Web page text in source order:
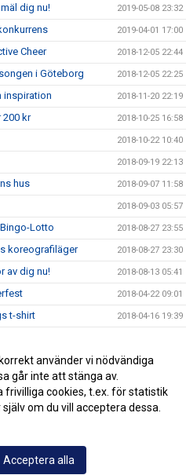
dig nu! 2019-05-08 23:32
2019-04-01 17:00
Cheer 2018-12-05 22:44
i Göteborg 2018-12-05 22:25
inspiration 2018-11-20 22:19
200 kr 2018-10-25 16:58
2018-10-22 10:40
2018-09-19 22:13
hus 2018-09-07 11:58
2018-09-03 05:57
Lotto 2018-08-27 23:55
koreografiläger 2018-08-27 23:30
av dig nu! 2018-08-13 05:41
2018-04-22 09:01
t-shirt 2018-04-16 19:39
18/19 2018-03-25 17:21
2018-03-05 17:45
använder vi nödvändiga
går inte att stänga av.
frivilliga cookies, t.ex. för statistik
om du vill acceptera dessa.
Acceptera alla